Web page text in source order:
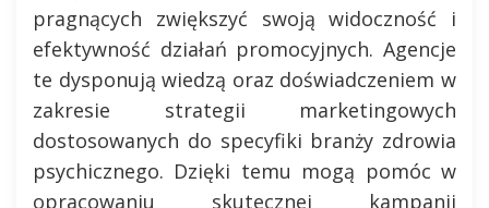
pragnących zwiększyć swoją widoczność i
efektywność działań promocyjnych. Agencje
te dysponują wiedzą oraz doświadczeniem w
zakresie strategii marketingowych
dostosowanych do specyfiki branży zdrowia
psychicznego. Dzięki temu mogą pomóc w
opracowaniu skutecznej kampanii